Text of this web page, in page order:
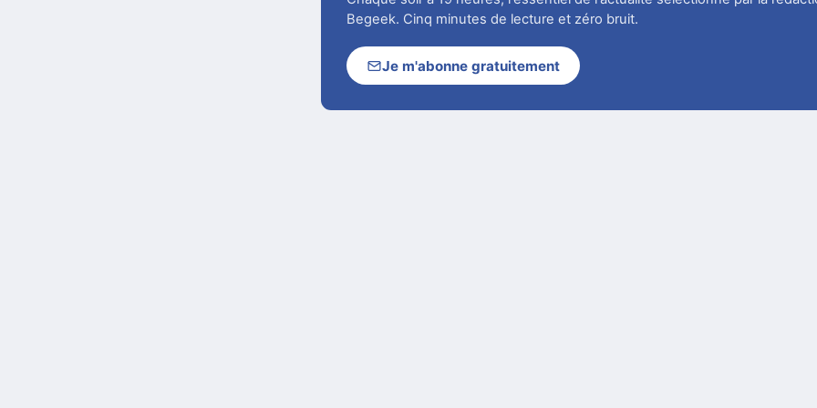
Chaque soir à 19 heures, l'essentiel de l'actualité sélectionné par la
Je m'abonne gratuitement